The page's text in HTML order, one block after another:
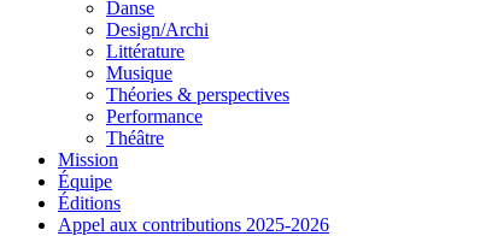
Danse
Design/Archi
Littérature
Musique
Théories & perspectives
Performance
Théâtre
Mission
Équipe
Éditions
Appel aux contributions 2025-2026